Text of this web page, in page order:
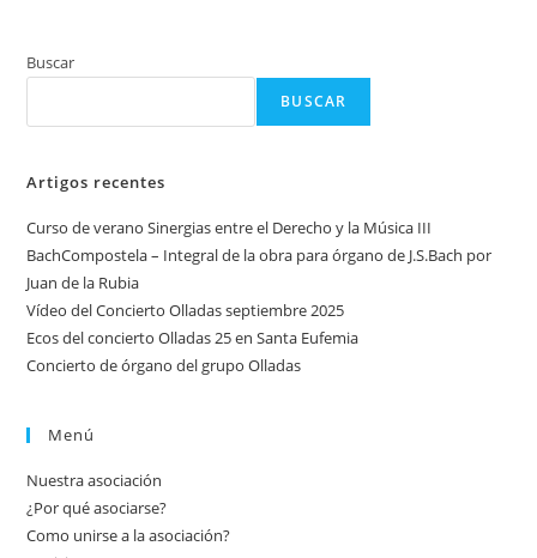
Buscar
BUSCAR
Artigos recentes
Curso de verano Sinergias entre el Derecho y la Música III
BachCompostela – Integral de la obra para órgano de J.S.Bach por
Juan de la Rubia
Vídeo del Concierto Olladas septiembre 2025
Ecos del concierto Olladas 25 en Santa Eufemia
Concierto de órgano del grupo Olladas
Menú
Nuestra asociación
¿Por qué asociarse?
Como unirse a la asociación?